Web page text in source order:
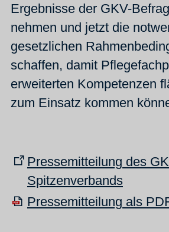
Ergebnisse der GKV-
nehmen und jetzt die
gesetzlichen
schaffen, damit
erweiterten Kompetenzen
zum Einsatz kommen
Pressemitteilung des
Spitzenverbands
Pressemitteilung als